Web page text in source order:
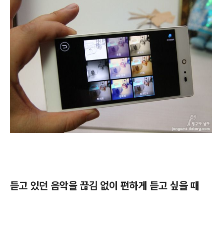
듣고 있던 음악을 끊김 없이 편하게 듣고 싶을 때